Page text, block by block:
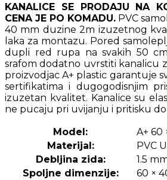
KANALICE SE PRODAJU NA
CENA JE PO KOMADU. PVC
40 mm duzine 2m izuzetnog
laka za montazu. Pored
dupli red rupa na svakih 50
srafom dodatno uvrstiti kanalicu
proizvodjac A+ plastic garantuje
sertifikatima i dugogodisnjim
izuzetan kvalitet. Kanalice su
ne pucaju pri uvijanju i pritisku
Model:
A+ 60
Materijal:
PVC
Debljina zida:
1.5
Spoljne dimenzije:
60 ×